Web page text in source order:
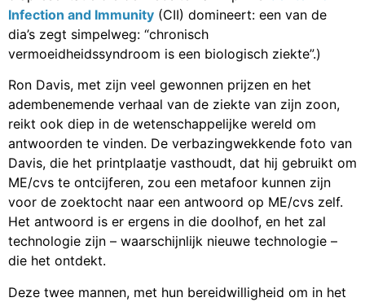
Infection and Immunity (CII) domineert: een van de
dia’s zegt simpelweg: “chronisch
vermoeidheidssyndroom is een biologisch ziekte”.)
Ron Davis, met zijn veel gewonnen prijzen en het
adembenemende verhaal van de ziekte van zijn zoon,
reikt ook diep in de wetenschappelijke wereld om
antwoorden te vinden. De verbazingwekkende foto van
Davis, die het printplaatje vasthoudt, dat hij gebruikt om
ME/cvs te ontcijferen, zou een metafoor kunnen zijn
voor de zoektocht naar een antwoord op ME/cvs zelf.
Het antwoord is er ergens in die doolhof, en het zal
technologie zijn – waarschijnlijk nieuwe technologie –
die het ontdekt.
Deze twee mannen, met hun bereidwilligheid om in het